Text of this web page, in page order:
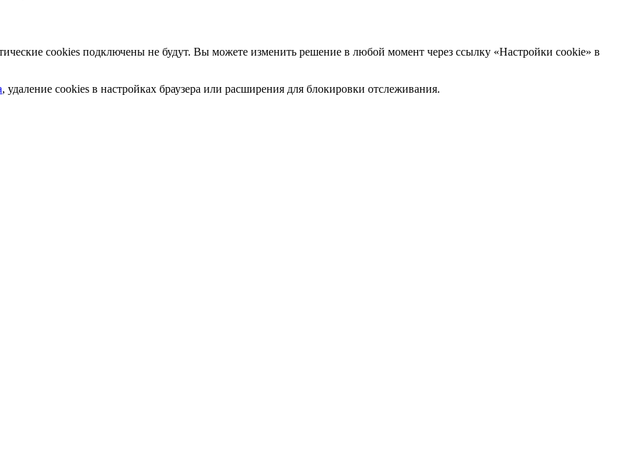
cookies подключены не будут. Вы можете изменить решение в любой момент через ссылку «Настройки cookie» в
, удаление cookies в настройках браузера или расширения для блокировки отслеживания.